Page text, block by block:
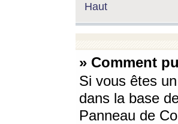
Haut
» Comment
Si vous êtes
dans la base
Panneau de